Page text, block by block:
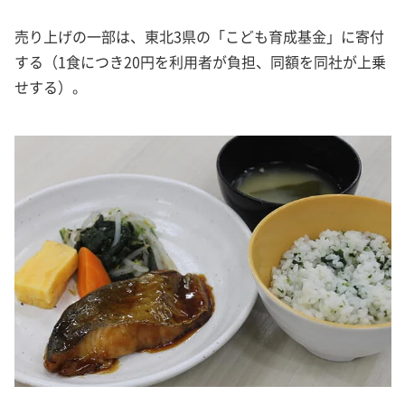
売り上げの一部は、東北3県の「こども育成基金」に寄付
する（1食につき20円を利用者が負担、同額を同社が上乗
せする）。